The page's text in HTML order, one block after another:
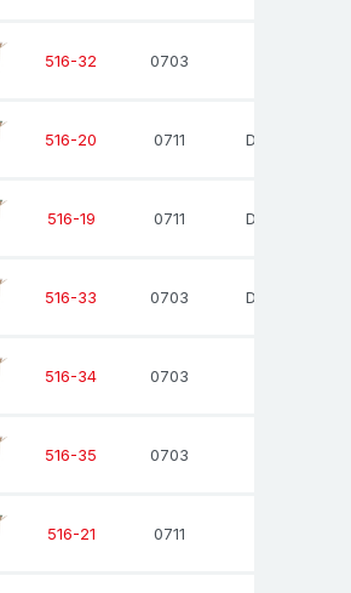
516-32 0703
516-20 0711 Din A4
516-19 0711 Din A4
516-33 0703 Din A4
516-34 0703
516-35 0703
516-21 0711